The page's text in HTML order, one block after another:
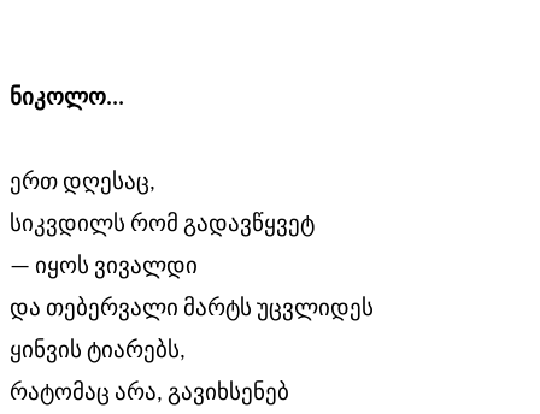
ნიკოლო...
ერთ დღესაც,
სიკვდილს რომ გადავწყვეტ
— იყოს ვივალდი
და თებერვალი მარტს უცვლიდეს
ყინვის ტიარებს,
რატომაც არა, გავიხსენებ